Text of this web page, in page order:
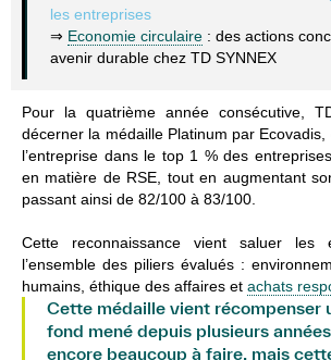
Pour la quatrième année consécutive,
décerner la médaille Platinum par
l’entreprise dans le top 1 % des
en matière de RSE, tout en augmentant
passant ainsi de 82/100 à 83/100.
Cette reconnaissance vient saluer les
l’ensemble des piliers évalués :
humains, éthique des affaires et achats
Cette médaille vient récompenser
fond mené depuis plusieurs
encore beaucoup à faire, mais
les entreprises
⇒ Economie circulaire : des actions
avenir durable chez TD SYNNEX